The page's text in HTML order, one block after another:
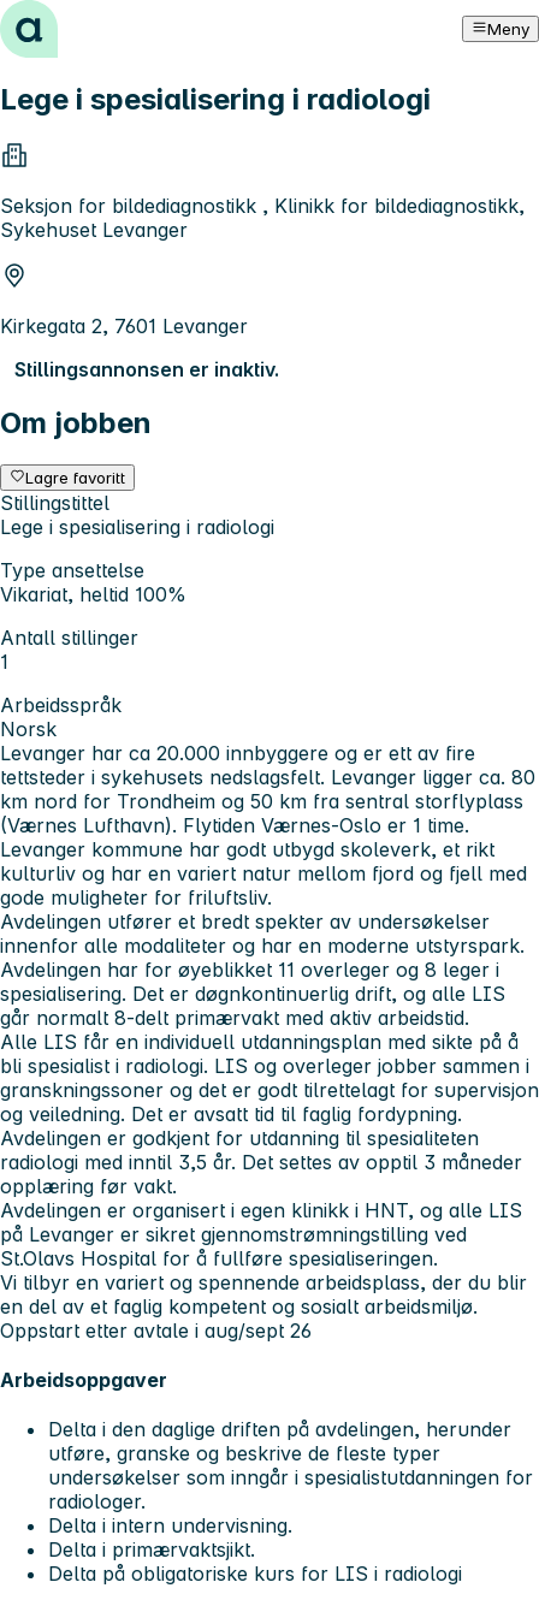
Hopp til innhold Meny
Lege i spesialisering i radiologi
Seksjon for bildediagnostikk , Klinikk for bildediagnostikk,
Sykehuset Levanger
Kirkegata 2, 7601 Levanger
Stillingsannonsen er inaktiv.
Om jobben
Lagre favoritt
Stillingstittel
Lege i spesialisering i radiologi
Type ansettelse
Vikariat, heltid 100%
Antall stillinger
1
Arbeidsspråk
Norsk
Levanger har ca 20.000 innbyggere og er ett av fire
tettsteder i sykehusets nedslagsfelt. Levanger ligger ca. 80
km nord for Trondheim og 50 km fra sentral storflyplass
(Værnes Lufthavn). Flytiden Værnes-Oslo er 1 time.
Levanger kommune har godt utbygd skoleverk, et rikt
kulturliv og har en variert natur mellom fjord og fjell med
gode muligheter for friluftsliv.
Avdelingen utfører et bredt spekter av undersøkelser
innenfor alle modaliteter og har en moderne utstyrspark.
Avdelingen har for øyeblikket 11 overleger og 8 leger i
spesialisering. Det er døgnkontinuerlig drift, og alle LIS
går normalt 8-delt primærvakt med aktiv arbeidstid.
Alle LIS får en individuell utdanningsplan med sikte på å
bli spesialist i radiologi. LIS og overleger jobber sammen i
granskningssoner og det er godt tilrettelagt for supervisjon
og veiledning. Det er avsatt tid til faglig fordypning.
Avdelingen er godkjent for utdanning til spesialiteten
radiologi med inntil 3,5 år. Det settes av opptil 3 måneder
opplæring før vakt.
Avdelingen er organisert i egen klinikk i HNT, og alle LIS
på Levanger er sikret gjennomstrømningstilling ved
St.Olavs Hospital for å fullføre spesialiseringen.
Vi tilbyr en variert og spennende arbeidsplass, der du blir
en del av et faglig kompetent og sosialt arbeidsmiljø.
Oppstart etter avtale i aug/sept 26
Arbeidsoppgaver
Delta i den daglige driften på avdelingen, herunder
utføre, granske og beskrive de fleste typer
undersøkelser som inngår i spesialistutdanningen for
radiologer.
Delta i intern undervisning.
Delta i primærvaktsjikt.
Delta på obligatoriske kurs for LIS i radiologi